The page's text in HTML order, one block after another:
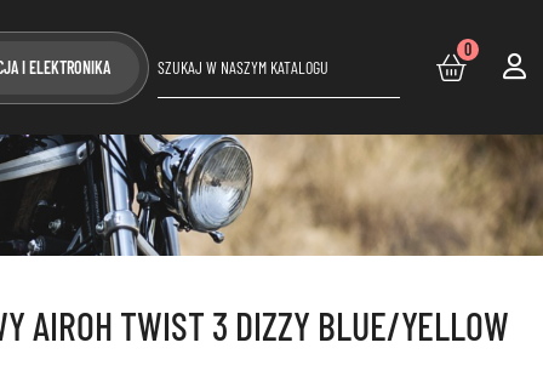
I ELEKTRONIKA
0
AIROH TWIST 3 DIZZY BLUE/YELLOW